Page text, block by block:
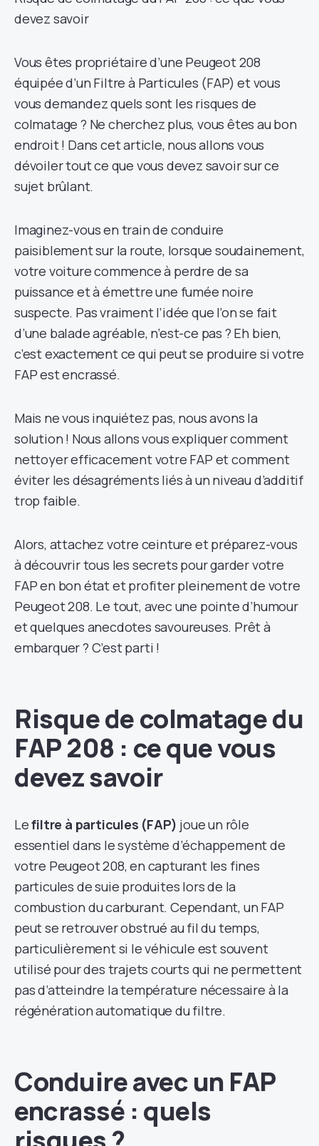
devez savoir
Vous êtes propriétaire d’une Peugeot 208
équipée d’un Filtre à Particules (FAP) et vous
vous demandez quels sont les risques de
colmatage ? Ne cherchez plus, vous êtes au bon
endroit ! Dans cet article, nous allons vous
dévoiler tout ce que vous devez savoir sur ce
sujet brûlant.
Imaginez-vous en train de conduire
paisiblement sur la route, lorsque soudainement,
votre voiture commence à perdre de sa
puissance et à émettre une fumée noire
suspecte. Pas vraiment l’idée que l’on se fait
d’une balade agréable, n’est-ce pas ? Eh bien,
c’est exactement ce qui peut se produire si votre
FAP est encrassé.
Mais ne vous inquiétez pas, nous avons la
solution ! Nous allons vous expliquer comment
nettoyer efficacement votre FAP et comment
éviter les désagréments liés à un niveau d’additif
trop faible.
Alors, attachez votre ceinture et préparez-vous
à découvrir tous les secrets pour garder votre
FAP en bon état et profiter pleinement de votre
Peugeot 208. Le tout, avec une pointe d’humour
et quelques anecdotes savoureuses. Prêt à
embarquer ? C’est parti !
Risque de colmatage du
FAP 208 : ce que vous
devez savoir
Lefiltre à particules (FAP) joue un rôle
essentiel dans le système d’échappement de
votre Peugeot 208, en capturant les fines
particules de suie produites lors de la
combustion du carburant. Cependant, un FAP
peut se retrouver obstrué au fil du temps,
particulièrement si le véhicule est souvent
utilisé pour des trajets courts qui ne permettent
pas d’atteindre la température nécessaire à la
régénération automatique du filtre.
Conduire avec un FAP
encrassé : quels